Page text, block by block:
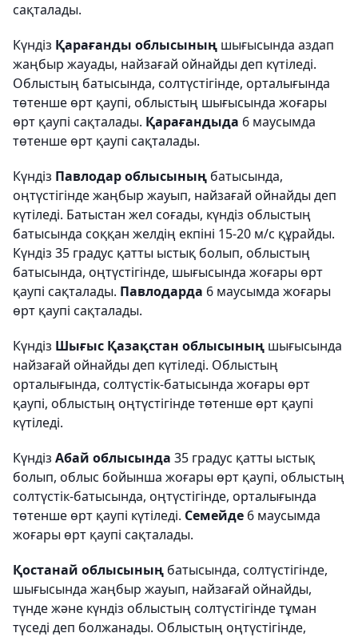
сақталады.
Күндіз Қарағанды облысының шығысында аздап
жаңбыр жауады, найзағай ойнайды деп күтіледі.
Облыстың батысында, солтүстігінде, орталығында
төтенше өрт қаупі, облыстың шығысында жоғары
өрт қаупі сақталады. Қарағандыда 6 маусымда
төтенше өрт қаупі сақталады.
Күндіз Павлодар облысының батысында,
оңтүстігінде жаңбыр жауып, найзағай ойнайды деп
күтіледі. Батыстан жел соғады, күндіз облыстың
батысында соққан желдің екпіні 15-20 м/с құрайды.
Күндіз 35 градус қатты ыстық болып, облыстың
батысында, оңтүстігінде, шығысында жоғары өрт
қаупі сақталады. Павлодарда 6 маусымда жоғары
өрт қаупі сақталады.
Күндіз Шығыс Қазақстан облысының шығысында
найзағай ойнайды деп күтіледі. Облыстың
орталығында, солтүстік-батысында жоғары өрт
қаупі, облыстың оңтүстігінде төтенше өрт қаупі
күтіледі.
Күндіз Абай облысында 35 градус қатты ыстық
болып, облыс бойынша жоғары өрт қаупі, облыстың
солтүстік-батысында, оңтүстігінде, орталығында
төтенше өрт қаупі күтіледі. Семейде 6 маусымда
жоғары өрт қаупі сақталады.
Қостанай облысының батысында, солтүстігінде,
шығысында жаңбыр жауып, найзағай ойнайды,
түнде және күндіз облыстың солтүстігінде тұман
түседі деп болжанады. Облыстың оңтүстігінде,